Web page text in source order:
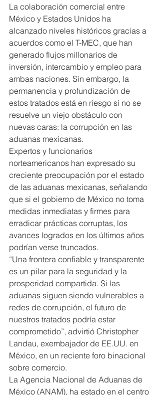
La colaboración comercial entre
México y Estados Unidos ha
alcanzado niveles históricos gracias a
acuerdos como el T-MEC, que han
generado flujos millonarios de
inversión, intercambio y empleo para
ambas naciones. Sin embargo, la
permanencia y profundización de
estos tratados está en riesgo si no se
resuelve un viejo obstáculo con
nuevas caras: la corrupción en las
aduanas mexicanas.
Expertos y funcionarios
norteamericanos han expresado su
creciente preocupación por el estado
de las aduanas mexicanas, señalando
que si el gobierno de México no toma
medidas inmediatas y firmes para
erradicar prácticas corruptas, los
avances logrados en los últimos años
podrían verse truncados.
“Una frontera confiable y transparente
es un pilar para la seguridad y la
prosperidad compartida. Si las
aduanas siguen siendo vulnerables a
redes de corrupción, el futuro de
nuestros tratados podría estar
comprometido”, advirtió Christopher
Landau, exembajador de EE.UU. en
México, en un reciente foro binacional
sobre comercio.
La Agencia Nacional de Aduanas de
México (ANAM), ha estado en el centro